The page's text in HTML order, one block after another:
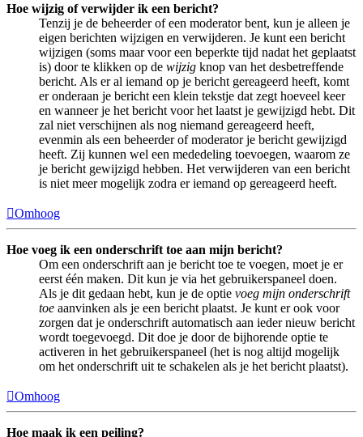
Hoe wijzig of verwijder ik een bericht?
Tenzij je de beheerder of een moderator bent, kun je alleen je
eigen berichten wijzigen en verwijderen. Je kunt een bericht
wijzigen (soms maar voor een beperkte tijd nadat het geplaatst
is) door te klikken op de wijzig knop van het desbetreffende
bericht. Als er al iemand op je bericht gereageerd heeft, komt
er onderaan je bericht een klein tekstje dat zegt hoeveel keer
en wanneer je het bericht voor het laatst je gewijzigd hebt. Dit
zal niet verschijnen als nog niemand gereageerd heeft,
evenmin als een beheerder of moderator je bericht gewijzigd
heeft. Zij kunnen wel een mededeling toevoegen, waarom ze
je bericht gewijzigd hebben. Het verwijderen van een bericht
is niet meer mogelijk zodra er iemand op gereageerd heeft.
Omhoog
Hoe voeg ik een onderschrift toe aan mijn bericht?
Om een onderschrift aan je bericht toe te voegen, moet je er
eerst één maken. Dit kun je via het gebruikerspaneel doen.
Als je dit gedaan hebt, kun je de optie voeg mijn onderschrift
toe aanvinken als je een bericht plaatst. Je kunt er ook voor
zorgen dat je onderschrift automatisch aan ieder nieuw bericht
wordt toegevoegd. Dit doe je door de bijhorende optie te
activeren in het gebruikerspaneel (het is nog altijd mogelijk
om het onderschrift uit te schakelen als je het bericht plaatst).
Omhoog
Hoe maak ik een peiling?